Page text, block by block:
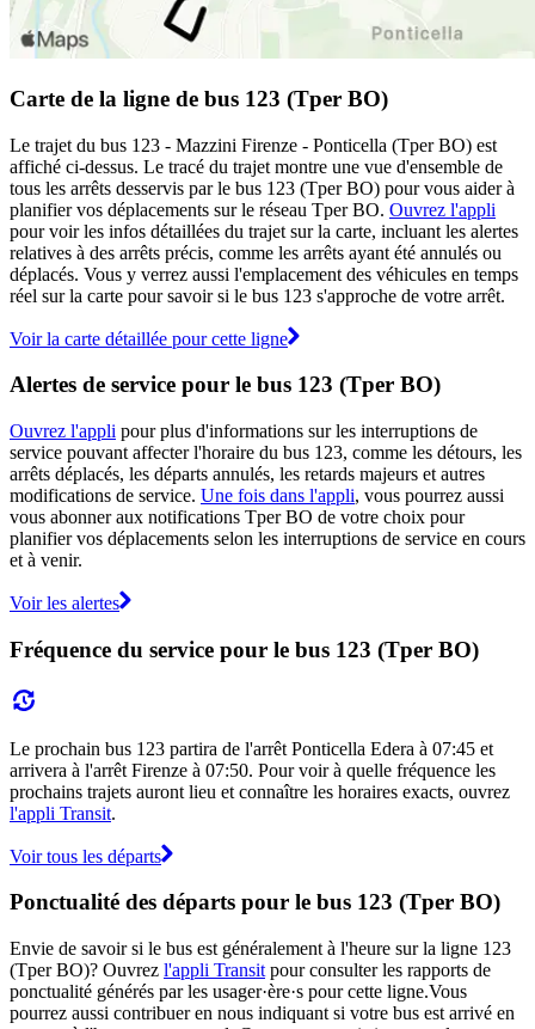
Carte de la ligne de bus 123 (Tper BO)
Le trajet du bus 123 - Mazzini Firenze - Ponticella (Tper BO) est
affiché ci-dessus. Le tracé du trajet montre une vue d'ensemble de
tous les arrêts desservis par le bus 123 (Tper BO) pour vous aider à
planifier vos déplacements sur le réseau Tper BO. Ouvrez l'appli
pour voir les infos détaillées du trajet sur la carte, incluant les alertes
relatives à des arrêts précis, comme les arrêts ayant été annulés ou
déplacés. Vous y verrez aussi l'emplacement des véhicules en temps
réel sur la carte pour savoir si le bus 123 s'approche de votre arrêt.
Voir la carte détaillée pour cette ligne
Alertes de service pour le bus 123 (Tper BO)
Ouvrez l'appli pour plus d'informations sur les interruptions de
service pouvant affecter l'horaire du bus 123, comme les détours, les
arrêts déplacés, les départs annulés, les retards majeurs et autres
modifications de service. Une fois dans l'appli, vous pourrez aussi
vous abonner aux notifications Tper BO de votre choix pour
planifier vos déplacements selon les interruptions de service en cours
et à venir.
Voir les alertes
Fréquence du service pour le bus 123 (Tper BO)
Le prochain bus 123 partira de l'arrêt Ponticella Edera à 07:45 et
arrivera à l'arrêt Firenze à 07:50. Pour voir à quelle fréquence les
prochains trajets auront lieu et connaître les horaires exacts, ouvrez
l'appli Transit.
Voir tous les départs
Ponctualité des départs pour le bus 123 (Tper BO)
Envie de savoir si le bus est généralement à l'heure sur la ligne 123
(Tper BO)? Ouvrez l'appli Transit pour consulter les rapports de
ponctualité générés par les usager·ère·s pour cette ligne.Vous
pourrez aussi contribuer en nous indiquant si votre bus est arrivé en